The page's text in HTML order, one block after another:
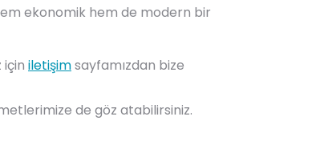
ekonomik hem de modern bir
için iletişimsayfamızdan bize
de göz atabilirsiniz.